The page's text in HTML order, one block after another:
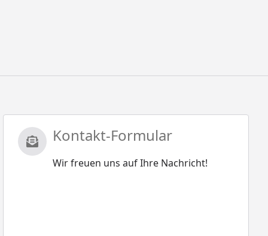
Kontakt-Formular
Wir freuen uns auf Ihre Nachricht!